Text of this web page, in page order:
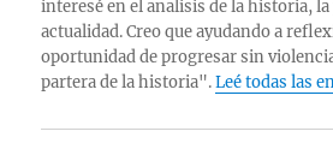
interesé en el analisis de la historia,
actualidad. Creo que ayudando a
oportunidad de progresar sin
partera de la historia".Leé todas las